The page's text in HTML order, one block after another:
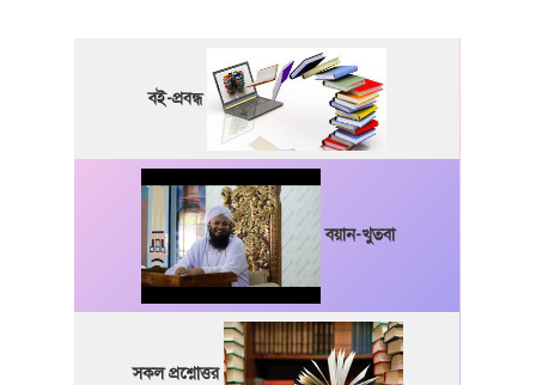
বই-প্রবন্ধ
বয়ান-খুতবা
সকল প্রশ্নোত্তর